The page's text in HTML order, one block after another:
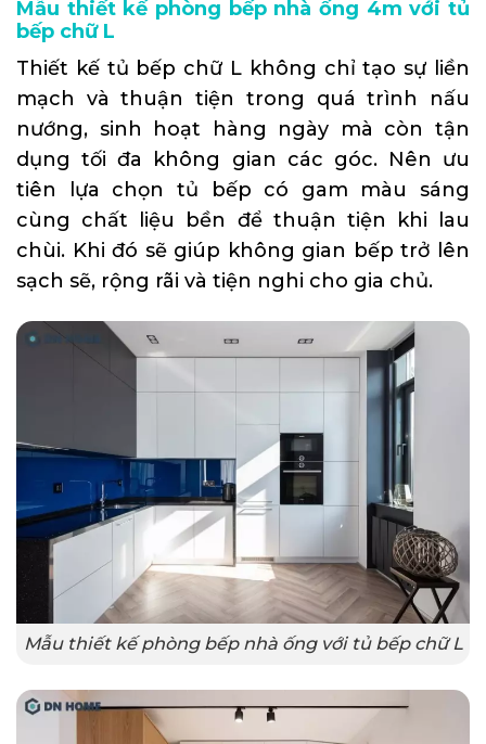
Mẫu thiết kế phòng bếp nhà ống 4m với tủ
bếp chữ L
Thiết kế tủ bếp chữ L không chỉ tạo sự liền
mạch và thuận tiện trong quá trình nấu
nướng, sinh hoạt hàng ngày mà còn tận
dụng tối đa không gian các góc. Nên ưu
tiên lựa chọn tủ bếp có gam màu sáng
cùng chất liệu bền để thuận tiện khi lau
chùi. Khi đó sẽ giúp không gian bếp trở lên
sạch sẽ, rộng rãi và tiện nghi cho gia chủ.
Mẫu thiết kế phòng bếp nhà ống với tủ bếp chữ L